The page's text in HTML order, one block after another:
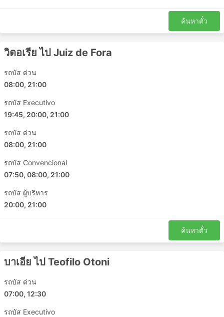
Manhuacu
Uba Bus Terminal
Carlos Chagas Bus Station
Recreio Bus Terminal
Bom Jesus do Itabapoana
Timoteo
Petropolis
Caratinga
Coronel Fabriciano
Espera Feliz
Itaguai
Itaperuna
Iuna
Muriae
Realeza
Shopping Estrada
Teixeira de Freitas
Teofilo Otoni
Teresopolis
ค้นหาตั๋ว
วิตอเรีย ไป Juiz de Fora
รถบัส ด่วน
08:00, 21:00
รถบัส Executivo
19:45, 20:00, 21:00
รถบัส ด่วน
08:00, 21:00
รถบัส Convencional
07:50, 08:00, 21:00
รถบัส ผู้บริหาร
20:00, 21:00
ค้นหาตั๋ว
บาเอีย ไป Teofilo Otoni
รถบัส ด่วน
07:00, 12:30
รถบัส Executivo